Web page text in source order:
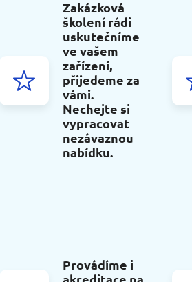
Zakázková
školení rádi
uskutečníme
ve vašem
zařízení,
přijedeme za
vámi.
Nechejte si
vypracovat
nezávaznou
nabídku.
Provádíme i
akreditace na